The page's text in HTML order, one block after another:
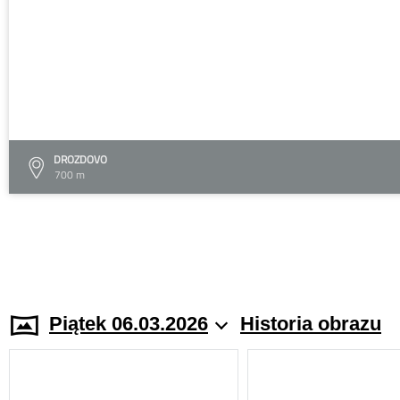
DROZDOVO
700 m
Piątek 06.03.2026 Historia obrazu